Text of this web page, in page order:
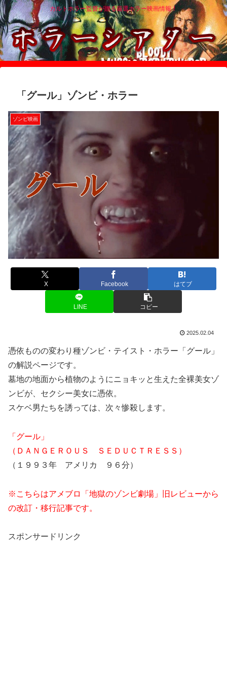
カルトホラー監督が贈る厳選ホラー映画情報！
「グール」ゾンビ・ホラー
ゾンビ映画
X Facebook はてブ
LINE コピー
2025.02.04
憑依ものの変わり種ゾンビ・テイスト・ホラー「グール」
の解説ページです。
墓地の地面から植物のようにニョキッと生えた全裸美女ゾ
ンビが、セクシー美女に憑依。
スケベ男たちを誘っては、次々惨殺します。
「グール」
（ＤＡＮＧＥＲＯＵＳ ＳＥＤＵＣＴＲＥＳＳ）
（１９９３年 アメリカ ９６分）
※こちらはアメブロ「地獄のゾンビ劇場」旧レビューから
の改訂・移行記事です。
スポンサードリンク